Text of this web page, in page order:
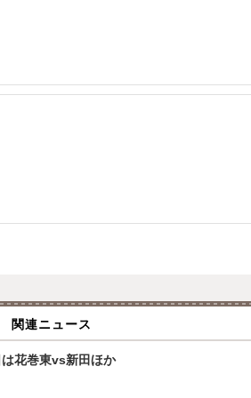
関連ニュース
花巻東vs新田ほか